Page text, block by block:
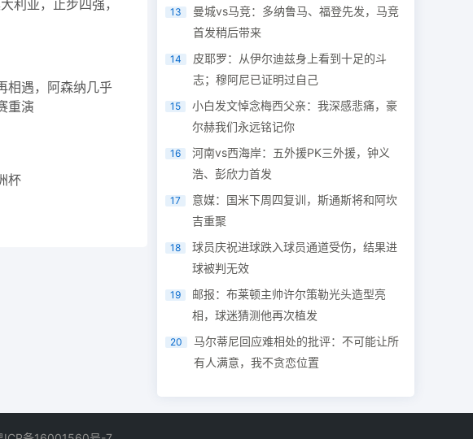
利亚，止步四强，
相遇，阿森纳几乎
重演
杯
13
曼城vs马竞：多纳鲁马、福登先发，马竞
首发稍后带来
14
皮耶罗：从伊尔迪兹身上看到十足的斗
志；穆阿尼已证明过自己
15
小白发文悼念梅西父亲：我深感悲痛，豪
尔赫我们永远铭记你
16
河南vs西海岸：五外援PK三外援，钟义
浩、彭欣力首发
17
意媒：国米下周四复训，斯通斯将和阿坎
吉重聚
18
球员庆祝进球跌入球员通道受伤，结果进
球被判无效
19
邮报：布莱顿主帅许尔策勒光头造型亮
相，球迷猜测他再次植发
20
马尔蒂尼回应难相处的批评：不可能让所
有人满意，我不贪恋位置